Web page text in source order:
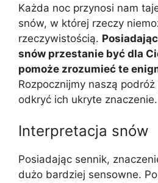
Każda noc przynosi nam
snów, w której rzeczy
rzeczywistością.
snów przestanie być dla
pomoże zrozumieć te
Rozpocznijmy naszą
odkryć ich ukryte znaczenie.
Interpretacja snów
Posiadając sennik,
dużo bardziej sensowne.